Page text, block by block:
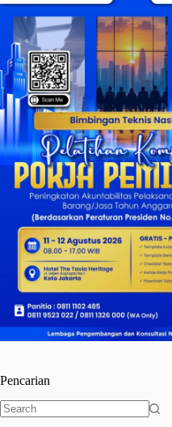
Pencarian